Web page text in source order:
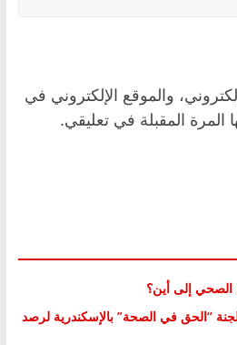
والموقع الإلكتروني في
المرة المقبلة في تعليقي.
إلى أين؟
“الحق في الصحة” بالإسكندرية لرصد